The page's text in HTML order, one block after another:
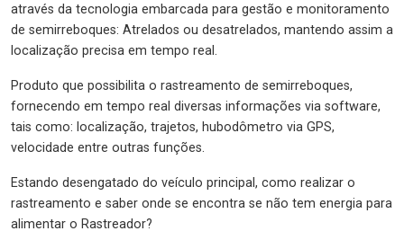
através da tecnologia embarcada para gestão e monitoramento
de semirreboques: Atrelados ou desatrelados, mantendo assim a
localização precisa em tempo real.
Produto que possibilita o rastreamento de semirreboques,
fornecendo em tempo real diversas informações via software,
tais como: localização, trajetos, hubodômetro via GPS,
velocidade entre outras funções.
Estando desengatado do veículo principal, como realizar o
rastreamento e saber onde se encontra se não tem energia para
alimentar o Rastreador?